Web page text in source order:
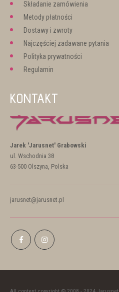
Składanie zamówienia
Metody płatności
Dostawy i zwroty
Najczęściej zadawane pytania
Polityka prywatności
Regulamin
KONTAKT
Jarek 'Jarusnet' Grabowski
ul. Wschodnia 38
63-500 Olszyna, Polska
jarusnet@jarusnet.pl